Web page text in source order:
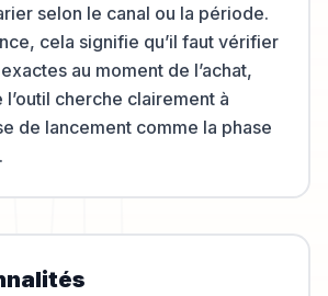
selon le canal ou la période.
cela signifie qu’il faut vérifier
au moment de l’achat,
l’outil cherche clairement à
de lancement comme la phase